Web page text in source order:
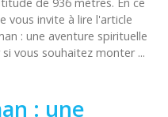
de 936 mètres. En ce
vous invite à lire l'article
: une aventure spirituelle
vous souhaitez monter ...
: une